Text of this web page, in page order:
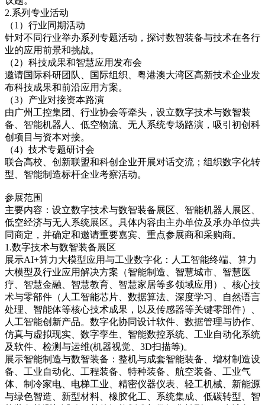
2.系列专业活动
（1）行业同期活动
针对不同行业举办系列专题活动，探讨数智装备与技术在各行
业的应用前景和挑战。
（2）科技成果和智慧应用发布会
邀请国际科研团队、国际组织、粤港澳大湾区高新技术企业发
布科技成果和前沿应用方案。
（3）产业对接资本路演
由广州工控集团、行业协会等牵头，设立数字技术与数智装
备、智能机器人、低空物流、无人系统专场路演，吸引初创科
创项目与资本对接。
（4）技术专题研讨会
联合高校、创新联盟和科创企业开展对话交流；组织数字化转
型、智能制造标杆企业考察活动。
参展范围
主要内容：设立数字技术与数智装备展区、智能机器人展区、
低空经济与无人系统展区。具体内容由主办单位及承办单位共
同商定，并确定和邀请重要嘉宾、重点参展商和采购商。
1.数字技术与数智装备展区
展示AI+算力大模型应用与工业数字化：人工智能终端、算力
大模型及行业应用解决方案（智能制造、智慧城市、智慧医
疗、智慧金融、智慧教育、智慧家居等多领域应用）、核心技
术与零部件（人工智能芯片、数据算法、深度学习、自然语言
处理、智能体等核心技术成果，以及传感器等关键零部件）、
人工智能创新产品。数字化协同设计软件、数据管理与协作、
仿真与虚拟现实、数字孪生、智能数控系统、工业自动化系统
及软件、检测与运维(机器视觉、3D扫描等)。
展示智能制造与数智装备：整机与成套智能装备、增材制造设
备、工业自动化、工程装备、特种装备、航空装备、工业气
体、制冷家电、电梯工业、精密仪器仪表、轻工机械、新能源
与绿色智造、新型材料、橡胶化工、系统集成、低碳转型、智